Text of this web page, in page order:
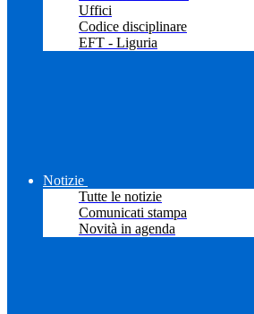
Uffici
Codice disciplinare
EFT - Liguria
Notizie
Tutte le notizie
Comunicati stampa
Novità in agenda